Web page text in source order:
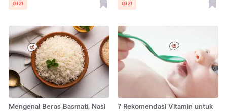
GIZI GIZI
Mengenal Beras Basmati, Nasi
7 Rekomendasi Vitamin untuk